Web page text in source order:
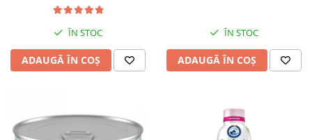
ÎN STOC
ADAUGĂ ÎN COȘ
ÎN STOC
ADAUGĂ ÎN COȘ